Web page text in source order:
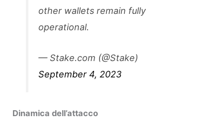
other wallets remain fully
operational.
— Stake.com (@Stake)
September 4, 2023
Dinamica dell’attacco